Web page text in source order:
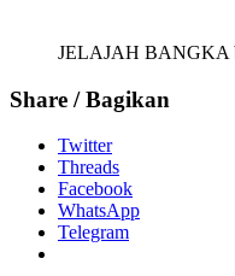
JELAJAH BANGKA
Share / Bagikan
Twitter
Threads
Facebook
WhatsApp
Telegram